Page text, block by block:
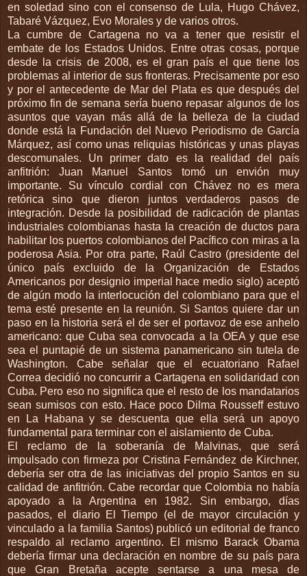
en soledad sino con el consenso de Lula, Hugo Chávez,
Tabaré Vázquez, Evo Morales y de varios otros.
La cumbre de Cartagena no va a tener que resistir el
embate de los Estados Unidos. Entre otras cosas, porque
desde la crisis de 2008, es el gran país el que tiene los
problemas al interior de sus fronteras. Precisamente por eso
y por el antecedente de Mar del Plata es que después del
próximo fin de semana sería bueno repasar algunos de los
asuntos que vayan más allá de la belleza de la ciudad
donde está la Fundación del Nuevo Periodismo de García
Márquez, así como unas reliquias históricas y unas playas
descomunales. Un primer dato es la realidad del país
anfitrión: Juan Manuel Santos tomó un envión muy
importante. Su vínculo cordial con Chávez no es mera
retórica sino que dieron juntos verdaderos pasos de
integración. Desde la posibilidad de radicación de plantas
industriales colombianas hasta la creación de ductos para
habilitar los puertos colombianos del Pacífico con miras a la
poderosa Asia. Por otra parte, Raúl Castro (presidente del
único país excluido de la Organización de Estados
Americanos por designio imperial hace medio siglo) aceptó
de algún modo la interlocución del colombiano para que el
tema esté presente en la reunión. Si Santos quiere dar un
paso en la historia será el de ser el portavoz de ese anhelo
americano: que Cuba sea convocada a la OEA y que ese
sea el puntapié de un sistema panamericano sin tutela de
Washington. Cabe señalar que el ecuatoriano Rafael
Correa decidió no concurrir a Cartagena en solidaridad con
Cuba. Pero eso no significa que el resto de los mandatarios
sean sumisos con esto. Hace poco Dilma Rousseff estuvo
en La Habana y se descuenta que ella será un apoyo
fundamental para terminar con el aislamiento de Cuba.
El reclamo de la soberanía de Malvinas, que será
impulsado con firmeza por Cristina Fernández de Kirchner,
debería ser otra de las iniciativas del propio Santos en su
calidad de anfitrión. Cabe recordar que Colombia no había
apoyado a la Argentina en 1982. Sin embargo, días
pasados, el diario El Tiempo (el de mayor circulación y
vinculado a la familia Santos) publicó un editorial de franco
respaldo al reclamo argentino. El mismo Barack Obama
debería firmar una declaración en nombre de su país para
que Gran Bretaña acepte sentarse a una mesa de